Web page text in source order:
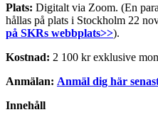
Plats: Digitalt via Zoom. (En
hållas på plats i Stockholm 22
på SKRs webbplats>>).
Kostnad: 2 100 kr exklusive
Anmälan: Anmäl dig här
Innehåll